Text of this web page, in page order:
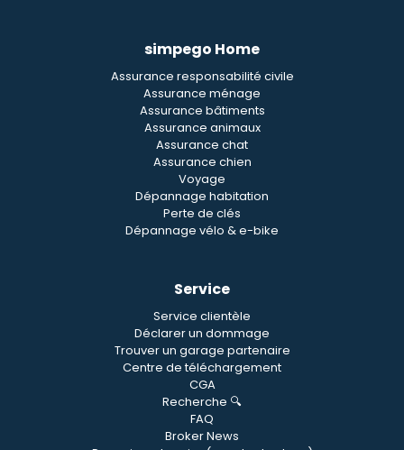
simpego Home
Assurance responsabilité civile
Assurance ménage
Assurance bâtiments
Assurance animaux
Assurance chat
Assurance chien
Voyage
Dépannage habitation
Perte de clés
Dépannage vélo & e-bike
Service
Service clientèle
Déclarer un dommage
Trouver un garage partenaire
Centre de téléchargement
CGA
Recherche 🔍
FAQ
Broker News